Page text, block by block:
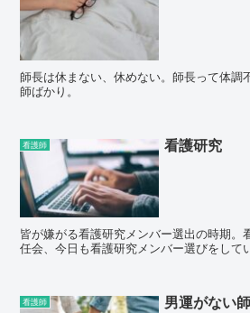
師長は休まない、休めない。師長って体調
師ばかり。
看護師 看護研究
皆が嫌がる看護研究メンバー選出の時期。
任会、今日も看護研究メンバー選びをして
看護師 男運がない